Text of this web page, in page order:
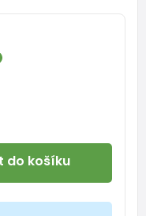
do košíku